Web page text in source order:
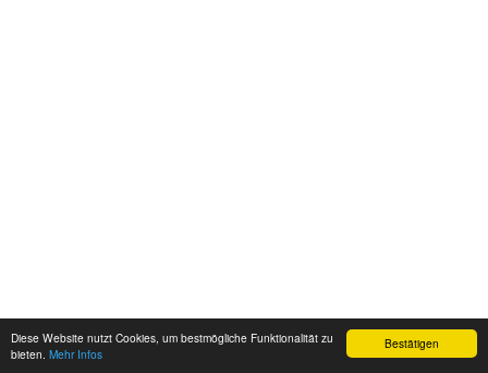
Bestätigen
Diese Website nutzt Cookies, um bestmögliche Funktionalität zu
bieten. Mehr Infos